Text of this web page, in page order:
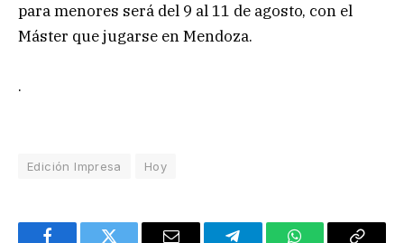
para menores será del 9 al 11 de agosto, con el
Máster que jugarse en Mendoza.
.
Edición Impresa Hoy